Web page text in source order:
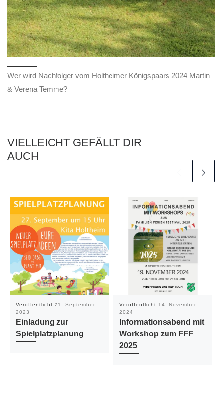
Wer wird Nachfolger vom Holtheimer Königspaars 2024 Martin
& Verena Temme?
VIELLEICHT GEFÄLLT DIR
AUCH
Veröffentlicht 21. September
2023
Einladung zur
Spielplatzplanung
Veröffentlicht 14. November
2024
Informationsabend mit
Workshop zum FFF
2025